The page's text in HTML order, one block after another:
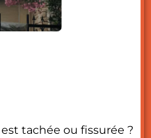
tachée ou fissurée ?